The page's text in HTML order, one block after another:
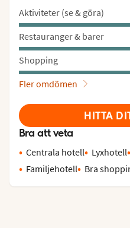
Aktiviteter (se & göra)
Restauranger & barer
Shopping
Fler omdömen
HITTA
Bra att veta
Centrala hotell Lyxhotell
Familjehotell
Bra